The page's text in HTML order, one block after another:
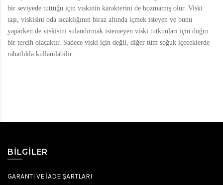
bir seviyede tuttuğu için viskinin karakterini de bozmamış olur. Viski
taşı, viskisini oda sıcaklığının biraz altında içmek isteyen ve bunu
yaparken de viskisini sulandırmak istemeyen viski tutkunları için doğru
bir tercih olacaktır. Sadece viski için değil, diğer tüm soğuk içeceklerde
rahatlıkla kullanılabilir.
BILGILER
GARANTI VE İADE ŞARTLARI